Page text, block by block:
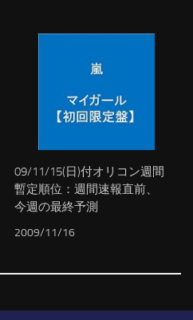
09/11/15(日)付オリコン週間
暫定順位：週間速報直前、
今週の最終予測
2009/11/16